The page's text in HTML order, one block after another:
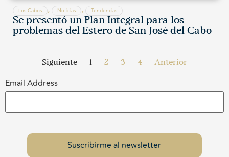
Los Cabos , Noticias , Tendencias
Se presentó un Plan Integral para los
problemas del Estero de San José del Cabo
Siguiente 1 2 3 4 Anterior
Email Address